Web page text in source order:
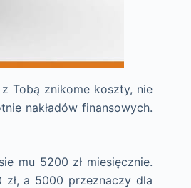
Tobą znikome koszty, nie
nakładów finansowych.
mu 5200 zł miesięcznie.
a 5000 przeznaczy dla